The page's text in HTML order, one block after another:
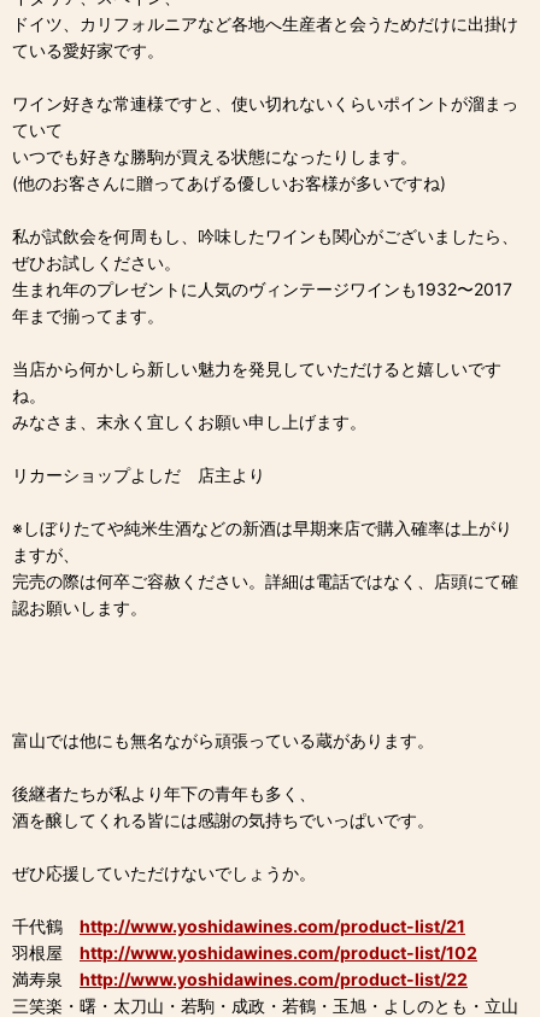
ドイツ、カリフォルニアなど各地へ生産者と会うためだけに出掛け
ている愛好家です。
ワイン好きな常連様ですと、使い切れないくらいポイントが溜まっ
ていて
いつでも好きな勝駒が買える状態になったりします。
(他のお客さんに贈ってあげる優しいお客様が多いですね)
私が試飲会を何周もし、吟味したワインも関心がございましたら、
ぜひお試しください。
生まれ年のプレゼントに人気のヴィンテージワインも1932〜2017
年まで揃ってます。
当店から何かしら新しい魅力を発見していただけると嬉しいです
ね。
みなさま、末永く宜しくお願い申し上げます。
リカーショップよしだ 店主より
※しぼりたてや純米生酒などの新酒は早期来店で購入確率は上がり
ますが、
完売の際は何卒ご容赦ください。詳細は電話ではなく、店頭にて確
認お願いします。
富山では他にも無名ながら頑張っている蔵があります。
後継者たちが私より年下の青年も多く、
酒を醸してくれる皆には感謝の気持ちでいっぱいです。
ぜひ応援していただけないでしょうか。
千代鶴 http://www.yoshidawines.com/product-list/21
羽根屋 http://www.yoshidawines.com/product-list/102
満寿泉 http://www.yoshidawines.com/product-list/22
三笑楽・曙・太刀山・若駒・成政・若鶴・玉旭・よしのとも・立山